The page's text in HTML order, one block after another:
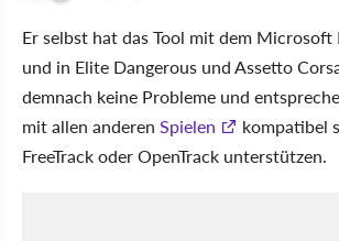
Er selbst hat das Tool mit dem
und in Elite Dangerous und Assetto
demnach keine Probleme und
mit allen anderen Spielen
kompatibel
FreeTrack oder OpenTrack unterstützen.